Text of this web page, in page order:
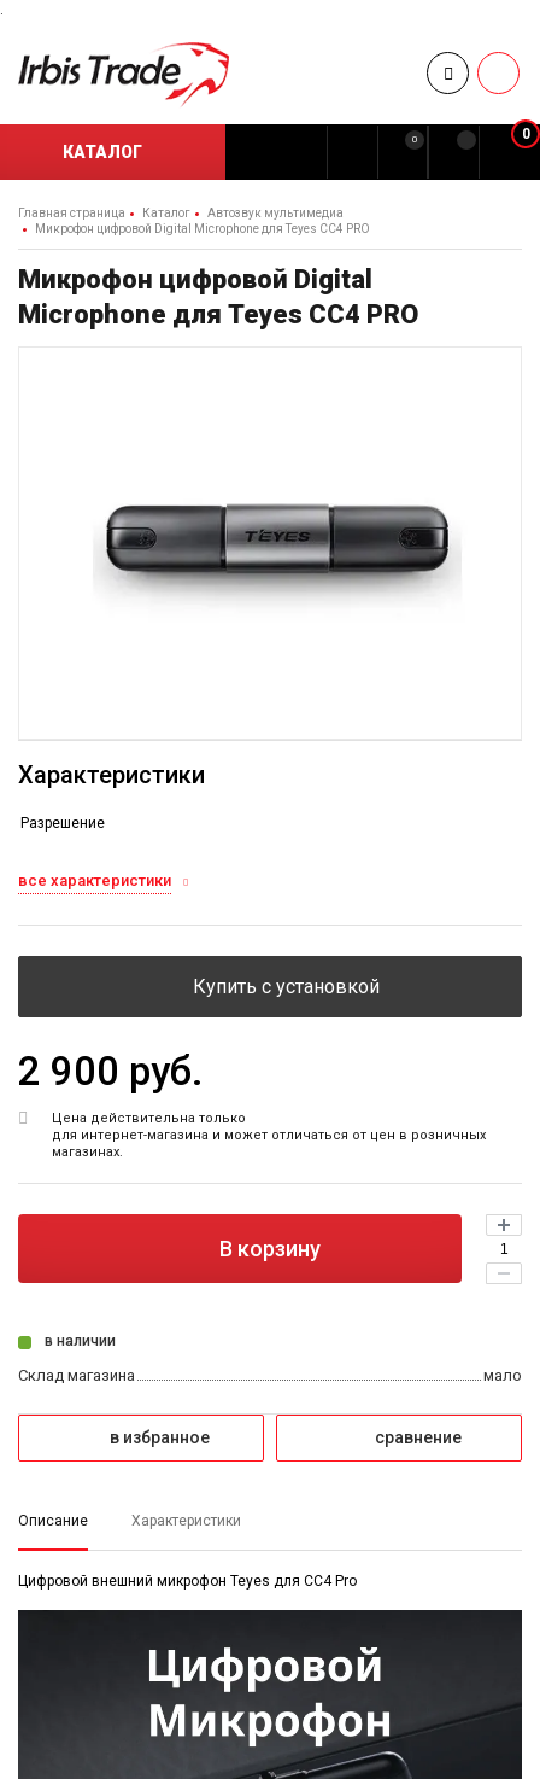
.
КАТАЛОГ
0 0
Главная страница Каталог
Автозвук мультимедиа
Микрофон цифровой Digital Microphone для Teyes CC4 PRO
Микрофон цифровой Digital
Microphone для Teyes CC4 PRO
Характеристики
Разрешение
все характеристики
Купить с установкой
2 900 руб.
Цена действительна только
для интернет-магазина и может отличаться от цен в розничных
магазинах.
В корзину
в наличии
Склад магазина мало
в избранное сравнение
Описание Характеристики
Цифровой внешний микрофон Teyes для CC4 Pro